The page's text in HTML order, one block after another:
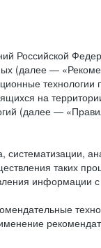
Российской
(далее —
на
(далее —
таких